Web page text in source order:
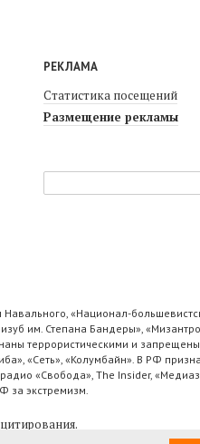
РЕКЛАМА
Статистика посещений
Размещение рекламы
«Национал-
им. Степана Бандеры»,
террористическими и
«Сеть», «Колумбайн». В РФ
«Свобода», The Insider,
за экстремизм.
.